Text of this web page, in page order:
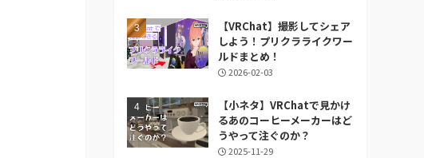
【VRChat】撮影してシェア
しよう！プリクラライクワー
ルドまとめ！
2026-02-03
【小ネタ】VRChatで見かけ
るあのコーヒーメーカーはど
うやって注ぐのか？
2025-11-29